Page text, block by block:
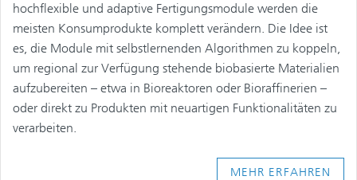
hochflexible und adaptive Fertigungsmodule werden die
meisten Konsumprodukte komplett verändern. Die Idee ist
es, die Module mit selbstlernenden Algorithmen zu koppeln,
um regional zur Verfügung stehende biobasierte Materialien
aufzubereiten – etwa in Bioreaktoren oder Bioraffinerien –
oder direkt zu Produkten mit neuartigen Funktionalitäten zu
verarbeiten.
MEHR ERFAHREN